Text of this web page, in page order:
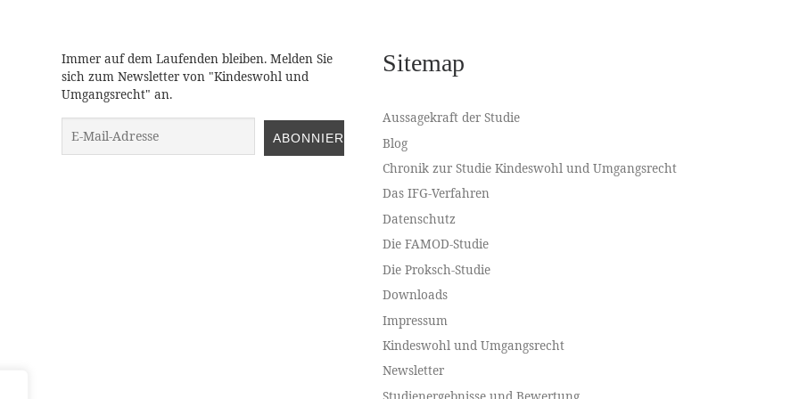
und Umgangsrecht
Immer auf dem Laufenden bleiben. Melden Sie
sich zum Newsletter von "Kindeswohl und
Umgangsrecht" an.
Sitemap
Aussagekraft der Studie
Blog
Chronik zur Studie Kindeswohl und Umgangsrecht
Das IFG-Verfahren
Datenschutz
Die FAMOD-Studie
Die Proksch-Studie
Downloads
Impressum
Kindeswohl und Umgangsrecht
Newsletter